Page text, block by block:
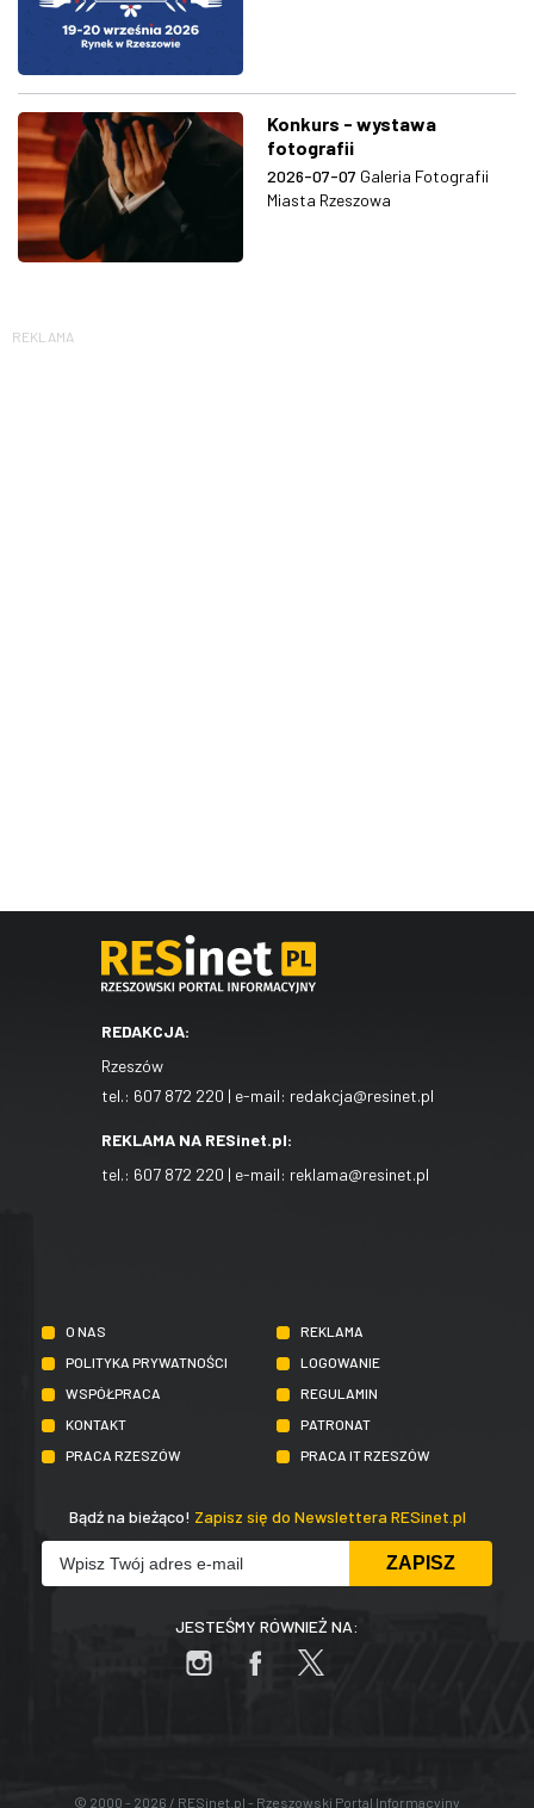
Konkurs - wystawa
fotografii
2026-07-07 Galeria Fotografii
Miasta Rzeszowa
REKLAMA
REDAKCJA:
Rzeszów
tel.: 607 872 220 | e-mail: redakcja@resinet.pl
REKLAMA NA RESinet.pl:
tel.: 607 872 220 | e-mail: reklama@resinet.pl
O NAS
REKLAMA
POLITYKA PRYWATNOŚCI
LOGOWANIE
WSPÓŁPRACA
REGULAMIN
KONTAKT
PATRONAT
PRACA RZESZÓW
PRACA IT RZESZÓW
Bądź na bieżąco! Zapisz się do Newslettera RESinet.pl
JESTEŚMY RÓWNIEŻ NA:
© 2000 - 2026 / RESinet.pl - Rzeszowski Portal Informacyjny